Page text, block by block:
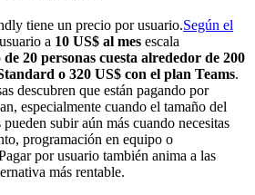
tiene un precio por usuario.Según el
a 10 US$ al mes escala
20 personas cuesta alrededor de 200
o 320 US$ con el plan Teams.
descubren que están pagando por
especialmente cuando el tamaño del
subir aún más cuando necesitas
programación en equipo o
por usuario también anima a las
más rentable.